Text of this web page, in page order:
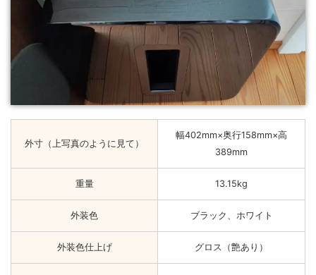
外寸（上写真のように見て）
幅402mm×奥行158mm×高
389mm
重量 13.15kg
外装色 ブラック、ホワイト
外装色仕上げ グロス（艶あり）